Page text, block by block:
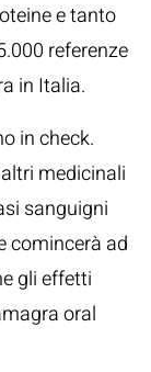
e tanto
referenze
in Italia.
in check.
medicinali
sanguigni
comincerà ad
gli effetti
oral